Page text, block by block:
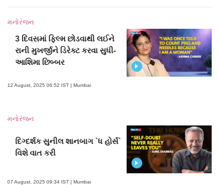
મનોરંજન
3 દિવસમાં ફિલ્મ છોડવાથી લઈને
રાની મુખર્જીને ડિરેક્ટ કરવા સુધી-
આશિમા છિબ્બર
12 August, 2025 06:52 IST | Mumbai
મનોરંજન
દિગ્દર્શક સુનીલ શાનબાગ `ધ હોર્સ`
વિશે વાત કરી
07 August, 2025 09:34 IST | Mumbai